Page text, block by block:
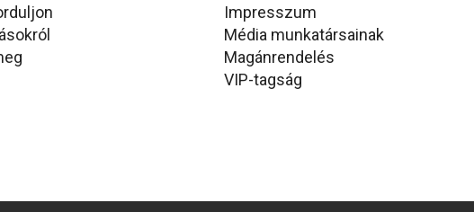
Impresszum
Média munkatársainak
Magánrendelés
VIP-tagság